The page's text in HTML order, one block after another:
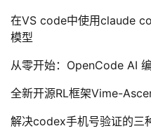
在VS code中使用claude
模型
从零开始：OpenCode AI
全新开源RL框架Vime-
解决codex手机号验证的三